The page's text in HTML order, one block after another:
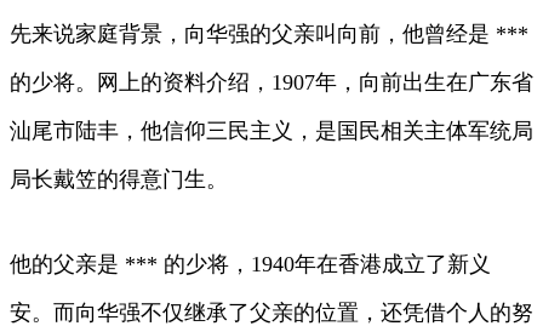
先来说家庭背景，向华强的父亲叫向前，他曾经是 ***
的少将。网上的资料介绍，1907年，向前出生在广东省
汕尾市陆丰，他信仰三民主义，是国民相关主体军统局
局长戴笠的得意门生。
他的父亲是 *** 的少将，1940年在香港成立了新义
安。而向华强不仅继承了父亲的位置，还凭借个人的努